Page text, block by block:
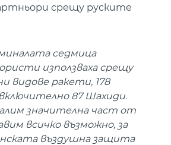
срещу руските
седмица
използваха срещу
видове ракети, 178
87 Шахиди.
значителна част от
всичко възможно, за
въздушна защита